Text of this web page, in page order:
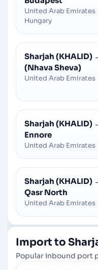
United Arab Emirates
Hungary
Sharjah (KHALID)
(Nhava Sheva)
United Arab Emirates
Sharjah (KHALID)
Ennore
United Arab Emirates
Sharjah (KHALID)
Qasr North
United Arab Emirates
Import to
Popular inbound port